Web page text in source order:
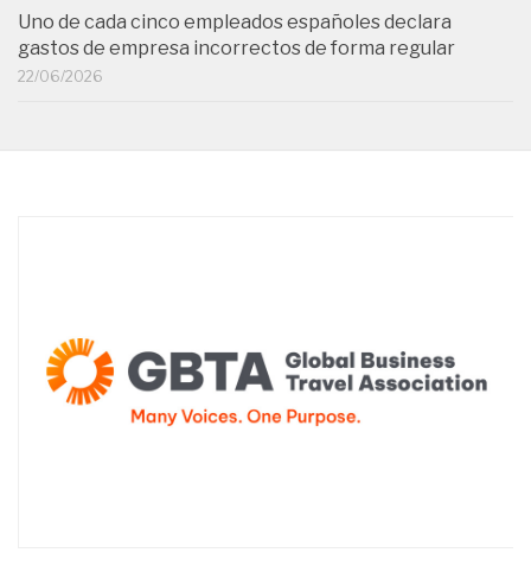
Uno de cada cinco empleados españoles declara
gastos de empresa incorrectos de forma regular
22/06/2026